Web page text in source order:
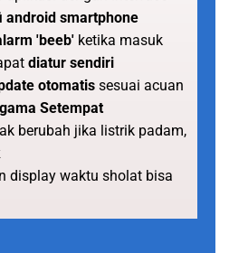
android smartphone
'beeb' ketika masuk
diatur sendiri
otomatis sesuai acuan
Setempat
berubah jika listrik padam,
display waktu sholat bisa